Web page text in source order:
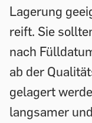
Lagerung
reift. Sie
nach
ab der
gelagert
langsamer